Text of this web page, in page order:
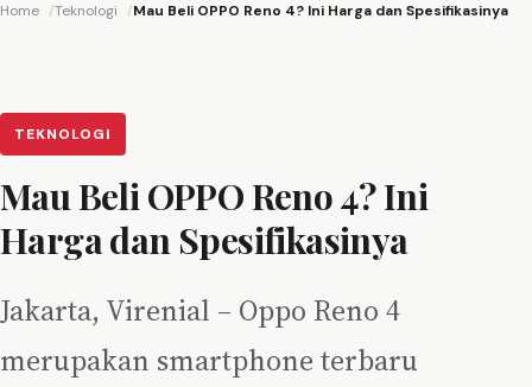
Home Teknologi Mau Beli OPPO Reno 4? Ini Harga dan Spesifikasinya
TEKNOLOGI
Mau Beli OPPO Reno 4? Ini
Harga dan Spesifikasinya
Jakarta, Virenial – Oppo Reno 4
merupakan smartphone terbaru